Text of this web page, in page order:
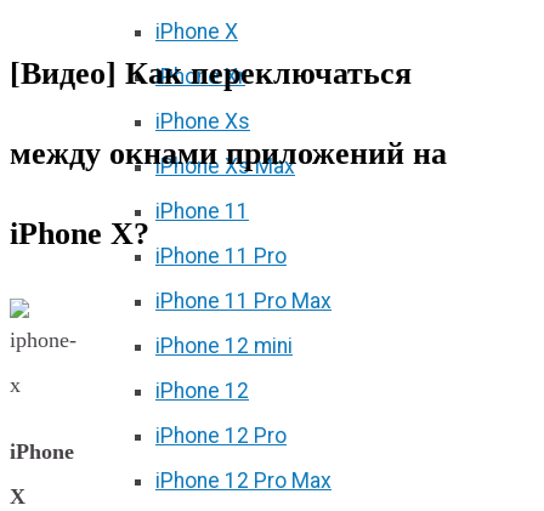
iPhone X
iPhone Xr
iPhone Xs
iPhone Xs Max
iPhone 11
iPhone 11 Pro
iPhone 11 Pro Max
iPhone 12 mini
iPhone 12
iPhone 12 Pro
iPhone 12 Pro Max
[Видео] Как переключаться
между окнами приложений на
iPhone X?
iPhone
X